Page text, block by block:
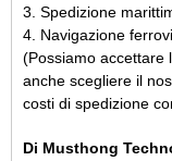
3. Spedizione
4. Navigazione
(Possiamo accettare
anche scegliere il
costi di spedizione
Di Musthong